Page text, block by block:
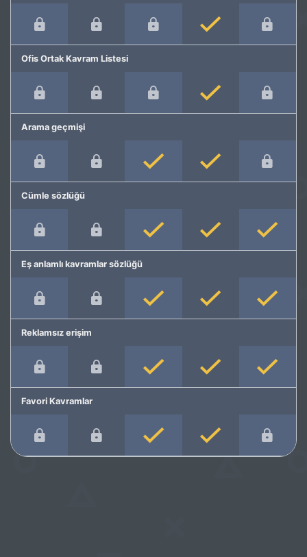
Ofis Ortak Kavram Listesi
Arama geçmişi
Cümle sözlüğü
Eş anlamlı kavramlar sözlüğü
Reklamsız erişim
Favori Kavramlar